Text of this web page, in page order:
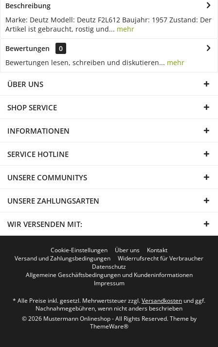
Beschreibung
Marke: Deutz Modell: Deutz F2L612 Baujahr: 1957 Zustand: Der
Artikel ist gebraucht, rostig und... mehr
Bewertungen
0
Bewertungen lesen, schreiben und diskutieren... mehr
ÜBER UNS
SHOP SERVICE
INFORMATIONEN
SERVICE HOTLINE
UNSERE COMMUNITYS
UNSERE ZAHLUNGSARTEN
WIR VERSENDEN MIT:
Cookie-Einstellungen Über uns
Kontakt
Versand und Zahlungsbedingungen
Widerrufsrecht für Verbraucher
Datenschutz
Allgemeine Geschäftsbedingungen und Kundeninformationen
Impressum
* Alle Preise inkl. gesetzl. Mehrwertsteuer zzgl.Versandkosten und ggf.
Nachnahmegebühren, wenn nicht anders beschrieben
© 2026 Mustermann Onlineshop - All Rights Reserved. Theme by
ThemeWare®